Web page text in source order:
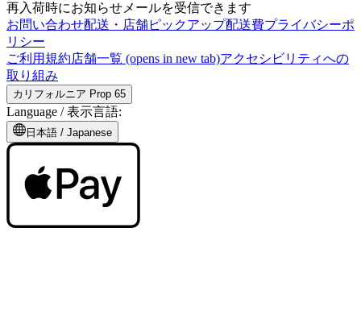
再入荷時にお知らせメールを受信できます
お問い合わせ配送・店舗ピックアップ配送費プライバシーポ
リシー
ご利用規約店舗一覧 (opens in new tab)アクセシビリティへの
取り組み
カリフォルニア Prop 65
Language /表示言語:
日本語 / Japanese